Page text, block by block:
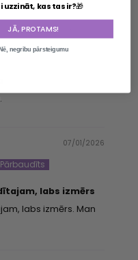
07/01/2026
labs izmērs
labs izmērs. Man
to your wishlist
uzzināt, kas tas ir?🎁
JĀ, PROTAMS!
Nē, negribu pārsteigumu